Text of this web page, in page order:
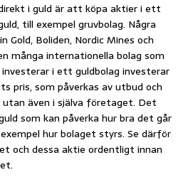
i guld är att köpa aktier i ett
till exempel gruvbolag. Några
Gold, Boliden, Nordic Mines och
många internationella bolag som
i ett guldbolag investerar
pris, som påverkas av utbud och
även i själva företaget. Det
som kan påverka hur bra det går
hur bolaget styrs. Se därför
och dessa aktie ordentligt innan